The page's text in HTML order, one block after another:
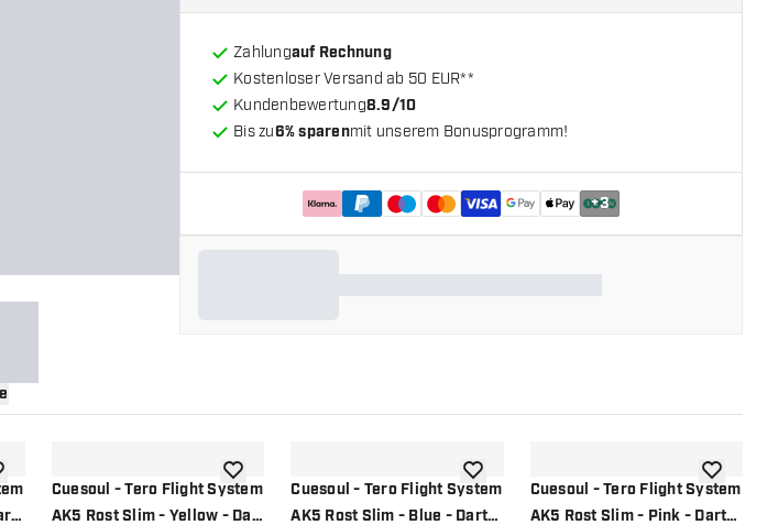
Zahlungauf Rechnung
Kostenloser Versand ab 50 EUR**
Kundenbewertung8.9/10
Bis zu6% sparenmit unserem Bonusprogramm!
+3
Wunschliste hinzufügen
Cuesoul - Tero Flight System
AK5 Rost Slim - Yellow - Dart
Zur Wunschliste hinzufügen
Cuesoul - Tero Flight System
AK5 Rost Slim - Blue - Dart
Zur Wunschliste hinzufügen
Cuesoul - Tero Flight System
AK5 Rost Slim - Pink - Dart
Zur